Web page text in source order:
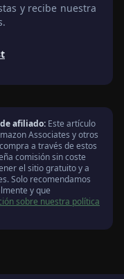
y recibe nuestra
afiliado: Este artículo
Associates y otros
a través de estos
comisión sin coste
el sitio gratuito y a
Solo recomendamos
y que
sobre nuestra política